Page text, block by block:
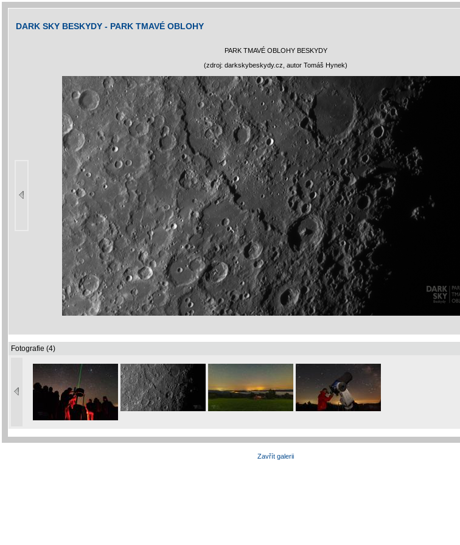
DARK SKY BESKYDY - PARK TMAVÉ OBLOHY
PARK TMAVÉ OBLOHY BESKYDY
(zdroj: darkskybeskydy.cz, autor Tomáš Hynek)
Fotografie (4)
Zavřít galerii